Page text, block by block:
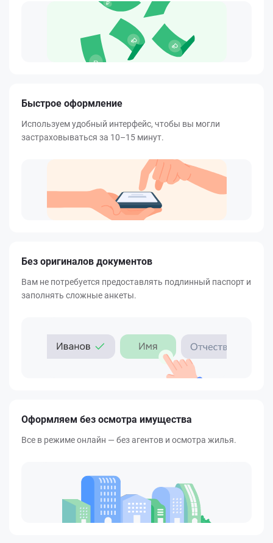
Быстрое оформление
Используем удобный интерфейс, чтобы вы могли
застраховываться за 10–15 минут.
Без оригиналов документов
Вам не потребуется предоставлять подлинный паспорт и
заполнять сложные анкеты.
Оформляем без осмотра имущества
Все в режиме онлайн — без агентов и осмотра жилья.